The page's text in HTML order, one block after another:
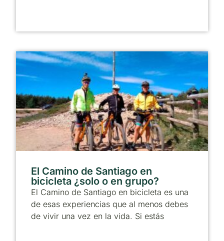
El Camino de Santiago en
bicicleta ¿solo o en grupo?
El Camino de Santiago en bicicleta es una
de esas experiencias que al menos debes
de vivir una vez en la vida. Si estás